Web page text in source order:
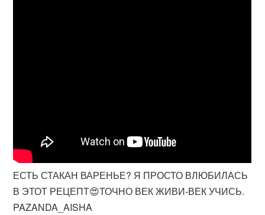
ЕСТЬ СТАКАН ВАРЕНЬЕ? Я ПРОСТО ВЛЮБИЛАСЬ
В ЭТОТ РЕЦЕПТ😍ТОЧНО ВЕК ЖИВИ-ВЕК УЧИСЬ.
PAZANDA_AISHA